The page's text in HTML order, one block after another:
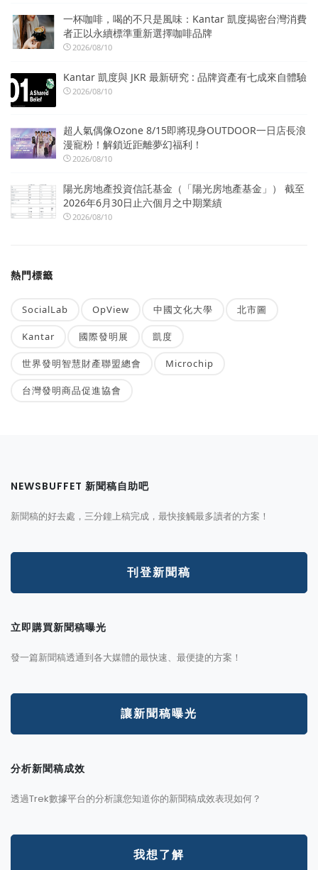
一杯咖啡，喝的不只是風味：Kantar 凱度揭密台灣消費
者正以永續標準重新選擇咖啡品牌
2026/08/10
Kantar 凱度與 JKR 最新研究 : 品牌資產有七成來自體驗
2026/08/10
超人氣偶像Ozone 8/15即將現身OUTDOOR一日店長浪
漫寵粉！解鎖近距離夢幻福利！
2026/08/10
陽光房地產投資信託基金（「陽光房地產基金」） 截至
2026年6月30日止六個月之中期業績
2026/08/10
熱門標籤
SocialLab OpView 中國文化大學 北市圖
Kantar 國際發明展 凱度
世界發明智慧財產聯盟總會 Microchip
台灣發明商品促進協會
NEWSBUFFET 新聞稿自助吧
新聞稿的好去處，三分鐘上稿完成，最快接觸最多讀者的方案！
刊登新聞稿
立即購買新聞稿曝光
發一篇新聞稿透通到各大媒體的最快速、最便捷的方案！
讓新聞稿曝光
分析新聞稿成效
透過Trek數據平台的分析讓您知道你的新聞稿成效表現如何？
我想了解